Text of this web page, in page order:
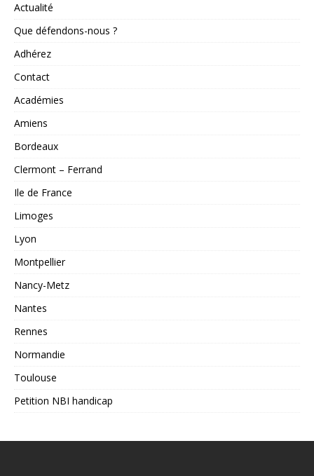
Actualité
Que défendons-nous ?
Adhérez
Contact
Académies
Amiens
Bordeaux
Clermont – Ferrand
Ile de France
Limoges
Lyon
Montpellier
Nancy-Metz
Nantes
Rennes
Normandie
Toulouse
Petition NBI handicap